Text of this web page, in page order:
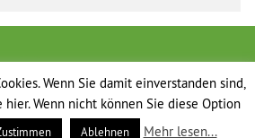
Wenn Sie damit einverstanden sind,
Wenn nicht können Sie diese Option
Ablehnen Mehr lesen...